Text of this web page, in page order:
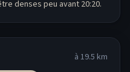
denses peu avant 20:20.
à 19.5 km